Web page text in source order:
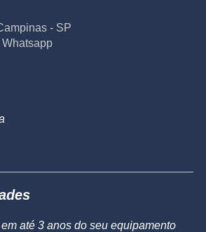
- SP
até 3 anos do seu equipamento